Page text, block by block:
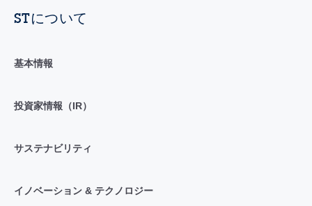
STについて
基本情報
投資家情報（IR）
サステナビリティ
イノベーション & テクノロジー